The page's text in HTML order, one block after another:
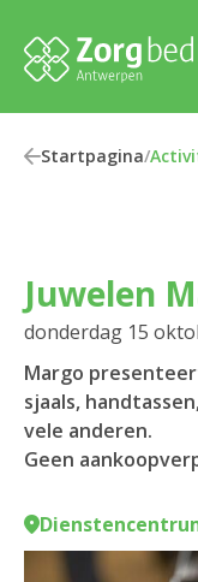
Startpagina/
Juwelen
donderdag 15
Margo
sjaals,
vele anderen.
Geen